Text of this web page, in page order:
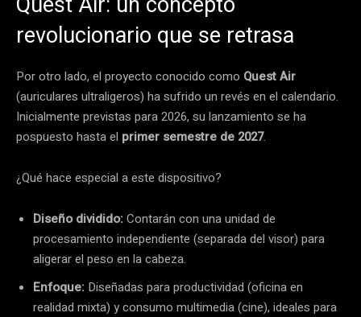
revolucionario que se retrasa
Por otro lado, el proyecto conocido como Quest Air
(auriculares ultraligeros) ha sufrido un revés en el calendario.
Inicialmente previstas para 2026, su lanzamiento se ha
pospuesto hasta el primer semestre de 2027.
¿Qué hace especial a este dispositivo?
Diseño dividido:Contarán con una unidad de
procesamiento independiente (separada del visor) para
aligerar el peso en la cabeza.
Enfoque: Diseñadas para productividad (oficina en
realidad mixta) y consumo multimedia (cine), ideales para